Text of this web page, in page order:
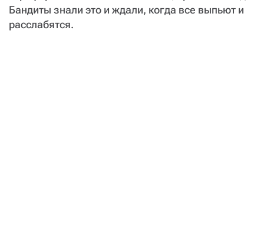
Бандиты знали это и ждали, когда все выпьют и
расслабятся.